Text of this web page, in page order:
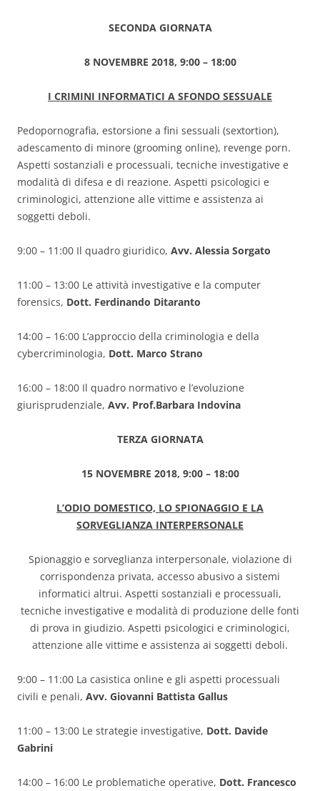
SECONDA GIORNATA
8 NOVEMBRE 2018, 9:00 – 18:00
I CRIMINI INFORMATICI A SFONDO SESSUALE
Pedopornografia, estorsione a fini sessuali (sextortion),
adescamento di minore (grooming online), revenge porn.
Aspetti sostanziali e processuali, tecniche investigative e
modalità di difesa e di reazione. Aspetti psicologici e
criminologici, attenzione alle vittime e assistenza ai
soggetti deboli.
9:00 – 11:00 Il quadro giuridico, Avv. Alessia Sorgato
11:00 – 13:00 Le attività investigative e la computer
forensics, Dott. Ferdinando Ditaranto
14:00 – 16:00 L’approccio della criminologia e della
cybercriminologia, Dott. Marco Strano
16:00 – 18:00 Il quadro normativo e l’evoluzione
giurisprudenziale, Avv. Prof.Barbara Indovina
TERZA GIORNATA
15 NOVEMBRE 2018, 9:00 – 18:00
L’ODIO DOMESTICO, LO SPIONAGGIO E LA
SORVEGLIANZA INTERPERSONALE
Spionaggio e sorveglianza interpersonale, violazione di
corrispondenza privata, accesso abusivo a sistemi
informatici altrui. Aspetti sostanziali e processuali,
tecniche investigative e modalità di produzione delle fonti
di prova in giudizio. Aspetti psicologici e criminologici,
attenzione alle vittime e assistenza ai soggetti deboli.
9:00 – 11:00 La casistica online e gli aspetti processuali
civili e penali, Avv. Giovanni Battista Gallus
11:00 – 13:00 Le strategie investigative, Dott. Davide
Gabrini
14:00 – 16:00 Le problematiche operative, Dott. Francesco